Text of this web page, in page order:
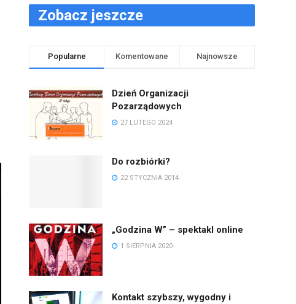
Zobacz jeszcze
Popularne Komentowane Najnowsze
Dzień Organizacji
Pozarządowych
27 LUTEGO 2024
Do rozbiórki?
22 STYCZNIA 2014
„Godzina W” – spektakl online
1 SIERPNIA 2020
Kontakt szybszy, wygodny i